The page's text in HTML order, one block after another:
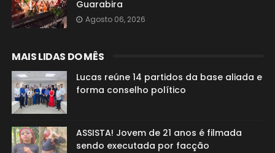
Guarabira
Agosto 06, 2026
MAIS LIDAS DO MÊS
Lucas reúne 14 partidos da base aliada e
forma conselho político
ASSISTA! Jovem de 21 anos é filmada
sendo executada por facção